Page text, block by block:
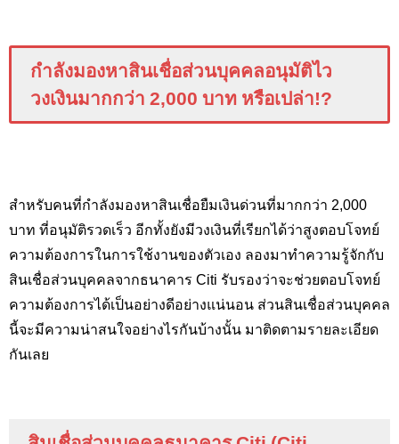
กำลังมองหาสินเชื่อส่วนบุคคลอนุมัติไว
วงเงินมากกว่า 2,000 บาท หรือเปล่า!?
สำหรับคนที่กำลังมองหาสินเชื่อยืมเงินด่วนที่มากกว่า 2,000
บาท ที่อนุมัติรวดเร็ว อีกทั้งยังมีวงเงินที่เรียกได้ว่าสูงตอบโจทย์
ความต้องการในการใช้งานของตัวเอง ลองมาทำความรู้จักกับ
สินเชื่อส่วนบุคคลจากธนาคาร Citi รับรองว่าจะช่วยตอบโจทย์
ความต้องการได้เป็นอย่างดีอย่างแน่นอน ส่วนสินเชื่อส่วนบุคคล
นี้จะมีความน่าสนใจอย่างไรกันบ้างนั้น มาติดตามรายละเอียด
กันเลย